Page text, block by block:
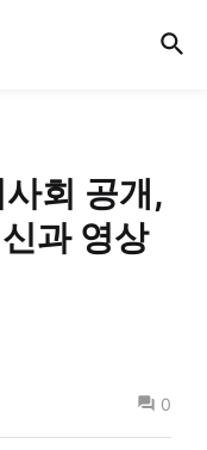
회 공개,
과 영상
0